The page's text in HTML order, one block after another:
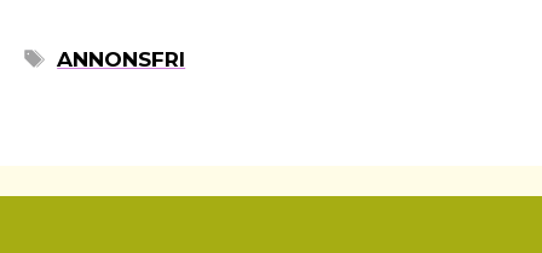
ETIKETTER
ANNONSFRI